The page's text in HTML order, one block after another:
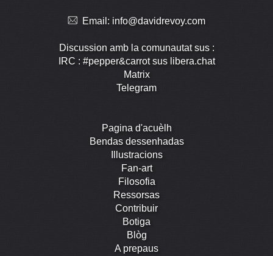
Email: info@davidrevoy.com
Discussion amb la comunautat sus :
IRC : #pepper&carrot sus libera.chat
Matrix
Telegram
Pagina d'acuèlh
Bendas dessenhadas
Illustracions
Fan-art
Filosofia
Ressorsas
Contribuir
Botiga
Blòg
A prepaus